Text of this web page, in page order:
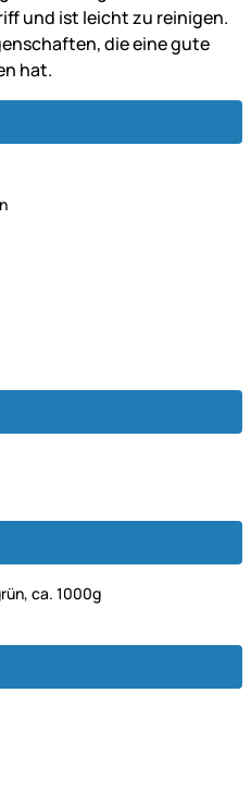
und ist leicht zu reinigen.
die eine gute
hat.
ca. 1000g